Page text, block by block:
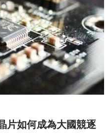
片如何成為大國競逐